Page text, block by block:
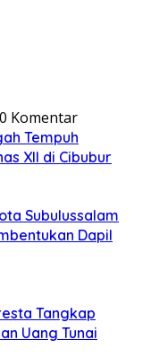
0 Komentar
Tempuh
XII di Cibubur
Subulussalam
Dapil
Tangkap
Uang Tunai